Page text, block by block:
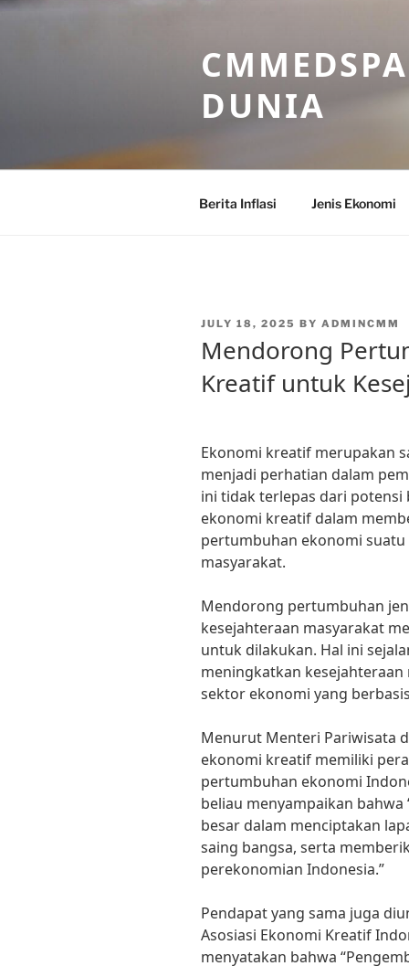
Skip
DUNIA
Berita Inflasi Jenis Ekonomi
POSTED
JULY 18, 2025 BY ADMINCMM
Mendorong
Kreatif untuk
Ekonomi kreatif merupakan
menjadi perhatian dalam
ini tidak terlepas dari
ekonomi kreatif dalam
pertumbuhan ekonomi
masyarakat.
Mendorong pertumbuhan
kesejahteraan masyarakat
untuk dilakukan. Hal ini
meningkatkan
sektor ekonomi yang
Menurut Menteri Pariwisata
ekonomi kreatif memiliki
pertumbuhan ekonomi
beliau menyampaikan
besar dalam menciptakan
saing bangsa, serta
perekonomian Indonesia.”
Pendapat yang sama juga
Asosiasi Ekonomi Kreatif
menyatakan bahwa